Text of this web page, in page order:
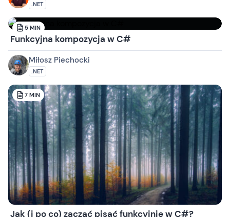
.NET
5 MIN
Funkcyjna kompozycja w C#
Miłosz Piechocki
.NET
7 MIN
Jak (i po co) zacząć pisać funkcyjnie w C#?